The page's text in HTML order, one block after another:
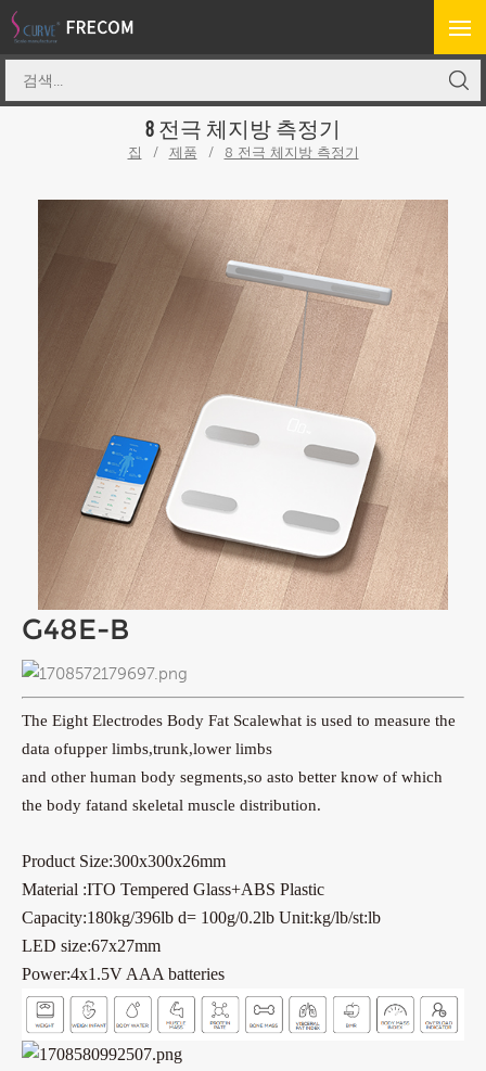
8 전극 체지방 측정기
집 / 제품 / 8 전극 체지방 측정기
G48E-B
The Eight Electrodes Body Fat Scalewhat is used to measure the
data ofupper limbs,trunk,lower limbs
and other human body segments,so asto better know of which
the body fatand skeletal muscle distribution.
Product Size:300x300x26mm
Material :ITO Tempered Glass+ABS Plastic
Capacity:180kg/396lb d= 100g/0.2lb Unit:kg/lb/st:lb
LED size:67x27mm
Power:4x1.5V AAA batteries